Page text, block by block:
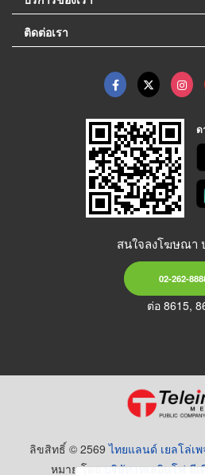
ติดต่อเรา
ด
สนใจลงโฆษณา
02-262-
ต่อ 8615,
ลิขสิทธิ์ © 2569ไทยแลนด์ เยลโล่เพ
หมาย โดยบริษัท เทเลอินโฟ มี